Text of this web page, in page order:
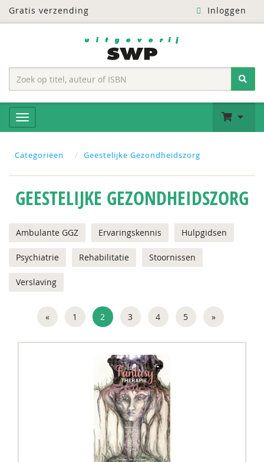
Gratis verzending Inloggen
Categoriëen Geestelijke Gezondheidszorg
GEESTELIJKE GEZONDHEIDSZORG
Ambulante GGZ Ervaringskennis Hulpgidsen
Psychiatrie Rehabilitatie Stoornissen
Verslaving
« 1 2 3 4 5 »